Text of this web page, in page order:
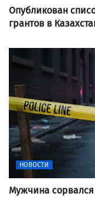
Опубликован
грантов в
НОВОСТИ
Мужчина сорвался